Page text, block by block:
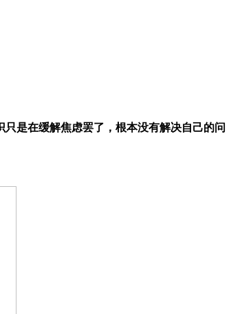
只是在缓解焦虑罢了，根本没有解决自己的问